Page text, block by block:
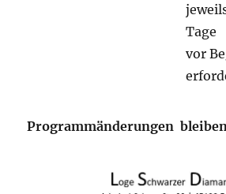
Tage
vor
Programmänderungen